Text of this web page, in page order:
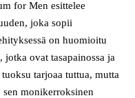
for Men esittelee
joka sopii
on huomioitu
ovat tasapainossa ja
tarjoaa tuttua, mutta
monikerroksinen